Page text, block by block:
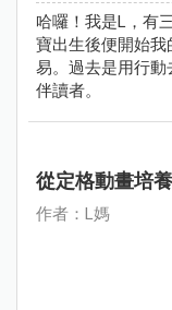
哈囉！我是L，有
寶出生後便開始
易。過去是用行
伴讀者。
從定格動畫培
作者：L媽